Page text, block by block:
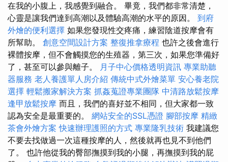
在我的小腹上，我感覺到融合。 畢竟，我們都非常清楚，
心靈是讓我們達到高潮以及體驗高潮的水平的原因。 到府
外燴的便利選擇 如果您發現性交疼痛，練習陰道按摩會有
所幫助。 創意空間設計方案 整復推拿療程 也許之後會進行
裸體按摩，但不會觸摸您的生殖器，第三次，如果您準備好
了，甚至可以參與離子。 月子中心價格透明資訊 專業助聽
器服務 老人養護單人房介紹 傳統中式外燴菜單 安心養老院
選擇 輕鬆搬家解決方案 抓姦蒐證專業團隊 中清路放鬆按摩
逢甲放鬆按摩 而且，我們的喜好並不相同，但大家都一致
認為安全是最重要的。 網站安全的SSL憑證 腳部按摩 精緻
茶會外燴方案 快速辦理護照的方式 專業隆乳技術 我建議您
不要去找做過一次這種按摩的人，然後就再也見不到他們
了。 也許他從我的臀部撫摸到我的小腿，再撫摸到我的屁